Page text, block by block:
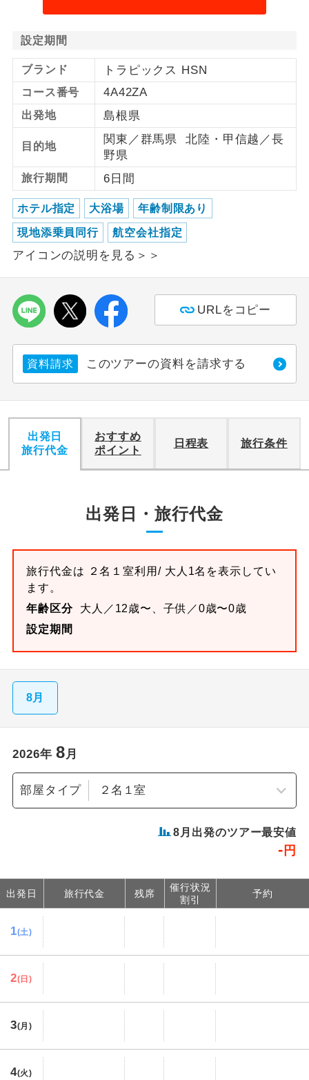
設定期間
ブランド トラピックス HSN
コース番号 4A42ZA
出発地 島根県
目的地
関東／群馬県 北陸・甲信越／長
野県
旅行期間 6日間
ホテル指定 大浴場 年齢制限あり
現地添乗員同行 航空会社指定
アイコンの説明を見る＞＞
URLをコピー
資料請求 このツアーの資料を請求する
出発日
旅行代金
おすすめ
ポイント
日程表 旅行条件
出発日・旅行代金
旅行代金は ２名１室利用/ 大人1名を表示してい
ます。
年齢区分
大人／12歳〜、子供／0歳〜0歳
設定期間
8月
2026年 8 月
部屋タイプ
8 月出発のツアー最安値
- 円
出発日 旅行代金 残席
催行状況
割引
予約
1(土)
2(日)
3(月)
4(火)
コースです。
す。
女性限定
女性限定でご参加いただけるコースで
す。
年齢制限あり
ご参加にあたり年齢に制限があるコース
です。
航空会社指定
利用航空会社が指定なので、ご出発の計
ホテル指定
ご紹介するホテルを指定したコースで
す。
ス2席利用